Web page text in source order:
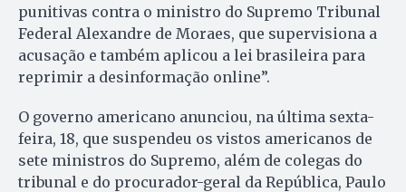
punitivas contra o ministro do Supremo Tribunal
Federal Alexandre de Moraes, que supervisiona a
acusação e também aplicou a lei brasileira para
reprimir a desinformação online”.
O governo americano anunciou, na última sexta-
feira, 18, que suspendeu os vistos americanos de
sete ministros do Supremo, além de colegas do
tribunal e do procurador-geral da República, Paulo